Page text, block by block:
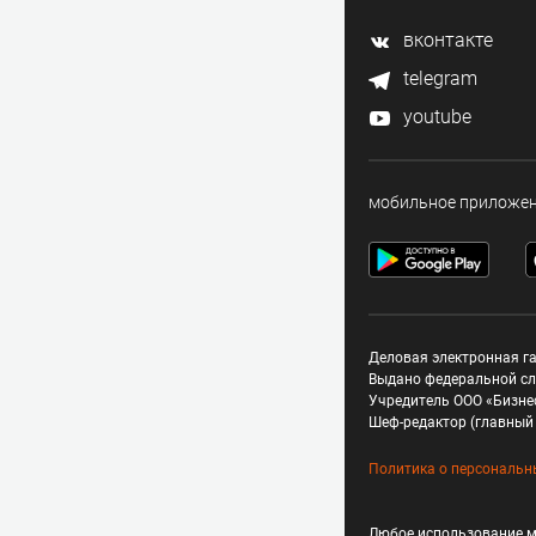
вконтакте
telegram
youtube
мобильное
Деловая электронная
Выдано федеральной
Учредитель ООО
Шеф-редактор
Политика о